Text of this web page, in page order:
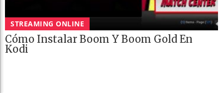
STREAMING ONLINE
Cómo Instalar Boom Y Boom Gold En
Kodi